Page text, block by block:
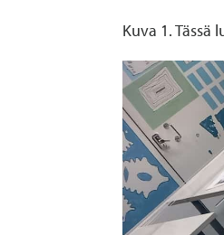
Kuva 1. Tässä